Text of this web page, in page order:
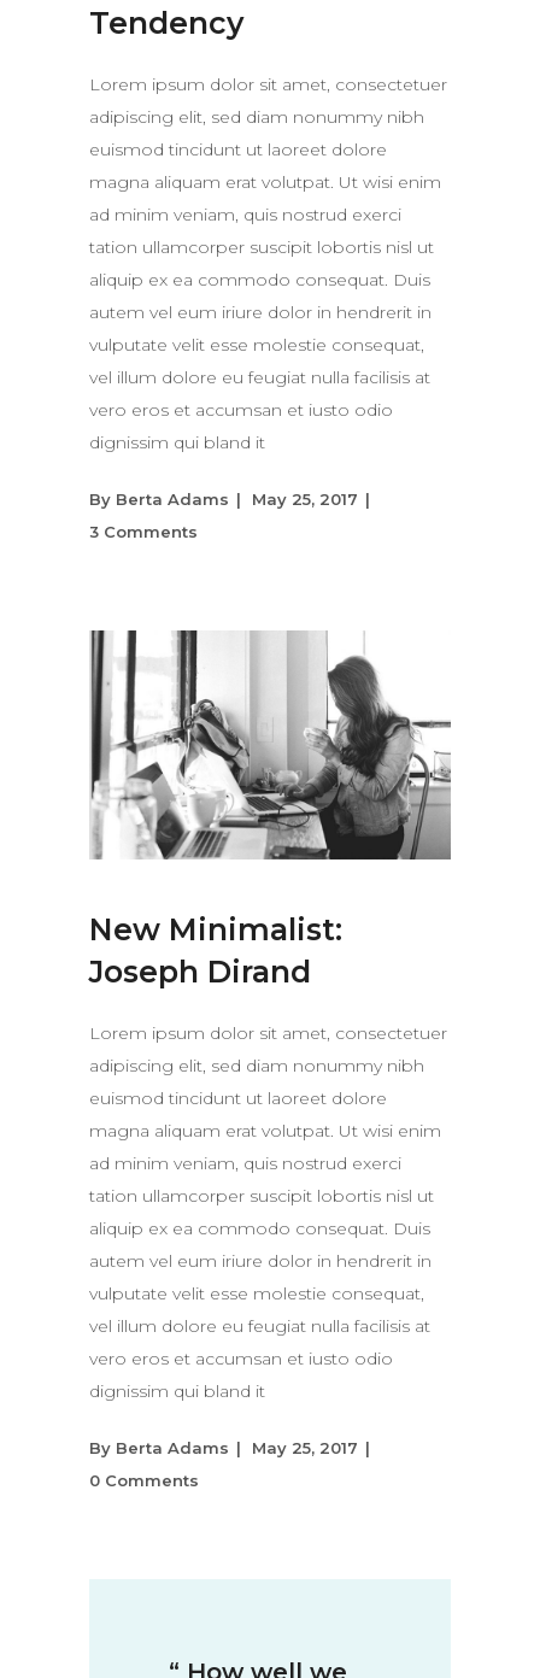
Tendency
Lorem ipsum dolor sit amet, consectetuer
adipiscing elit, sed diam nonummy nibh
euismod tincidunt ut laoreet dolore
magna aliquam erat volutpat. Ut wisi enim
ad minim veniam, quis nostrud exerci
tation ullamcorper suscipit lobortis nisl ut
aliquip ex ea commodo consequat. Duis
autem vel eum iriure dolor in hendrerit in
vulputate velit esse molestie consequat,
vel illum dolore eu feugiat nulla facilisis at
vero eros et accumsan et iusto odio
dignissim qui bland it
By Berta Adams
May 25, 2017
3 Comments
New Minimalist:
Joseph Dirand
Lorem ipsum dolor sit amet, consectetuer
adipiscing elit, sed diam nonummy nibh
euismod tincidunt ut laoreet dolore
magna aliquam erat volutpat. Ut wisi enim
ad minim veniam, quis nostrud exerci
tation ullamcorper suscipit lobortis nisl ut
aliquip ex ea commodo consequat. Duis
autem vel eum iriure dolor in hendrerit in
vulputate velit esse molestie consequat,
vel illum dolore eu feugiat nulla facilisis at
vero eros et accumsan et iusto odio
dignissim qui bland it
By Berta Adams
May 25, 2017
0 Comments
“ How well we